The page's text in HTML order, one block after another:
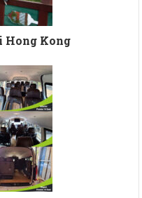
Hong Kong